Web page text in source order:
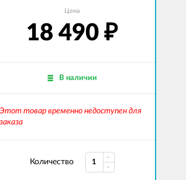
Цена
18 490 ₽
В наличии
Этот товар временно недоступен для
заказа
Количество